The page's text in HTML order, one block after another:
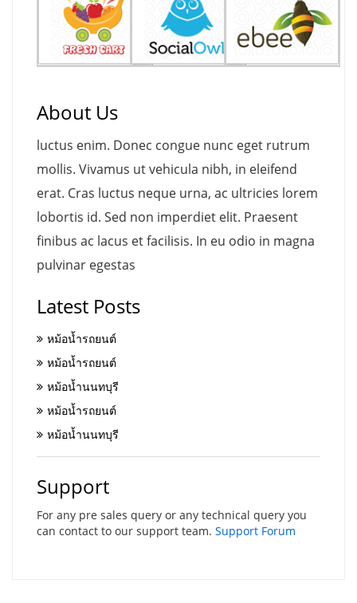
About Us
luctus enim. Donec congue nunc eget rutrum
mollis. Vivamus ut vehicula nibh, in eleifend
erat. Cras luctus neque urna, ac ultricies lorem
lobortis id. Sed non imperdiet elit. Praesent
finibus ac lacus et facilisis. In eu odio in magna
pulvinar egestas
Latest Posts
หม้อน้ำรถยนต์
หม้อน้ำรถยนต์
หม้อน้ำนนทบุรี
หม้อน้ำรถยนต์
หม้อน้ำนนทบุรี
Support
For any pre sales query or any technical query you
can contact to our support team. Support Forum